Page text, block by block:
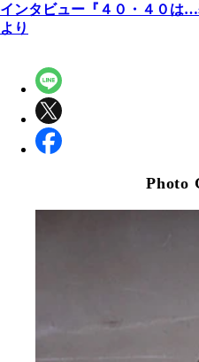
インタビュー『４０・４０は…
より
Photo